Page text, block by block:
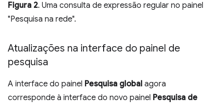
Figura 2. Uma consulta de expressão regular no painel
"Pesquisa na rede".
Atualizações na interface do painel de
pesquisa
A interface do painel Pesquisa global agora
corresponde à interface do novo painel Pesquisa de